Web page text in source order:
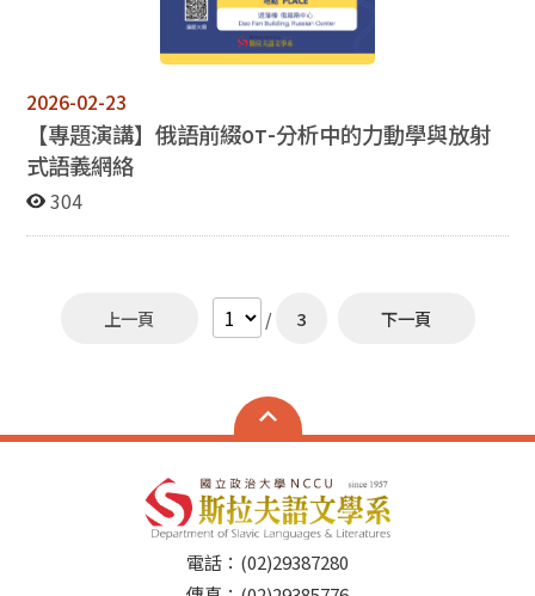
2026-02-23
【專題演講】俄語前綴от-分析中的力動學與放射
式語義網絡
304
上一頁 / 3 下一頁
電話：(02)29387280